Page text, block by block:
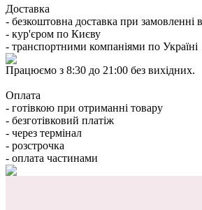
Доставка
- безкоштовна доставка при замовленні
- кур'єром по Києву
- транспортними компаніями по Україні
Працюємо з 8:30 до 21:00 без вихідних.
Оплата
- готівкою при отриманні товару
- безготівковий платіж
- через термінал
- розстрочка
- оплата частинами